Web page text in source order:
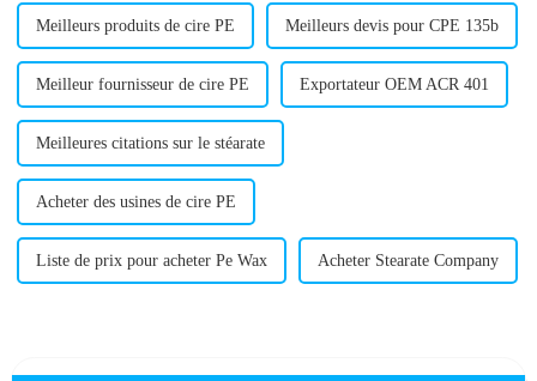
Meilleurs produits de cire PE Meilleurs devis pour CPE 135b
Meilleur fournisseur de cire PE Exportateur OEM ACR 401
Meilleures citations sur le stéarate
Acheter des usines de cire PE
Liste de prix pour acheter Pe Wax Acheter Stearate Company